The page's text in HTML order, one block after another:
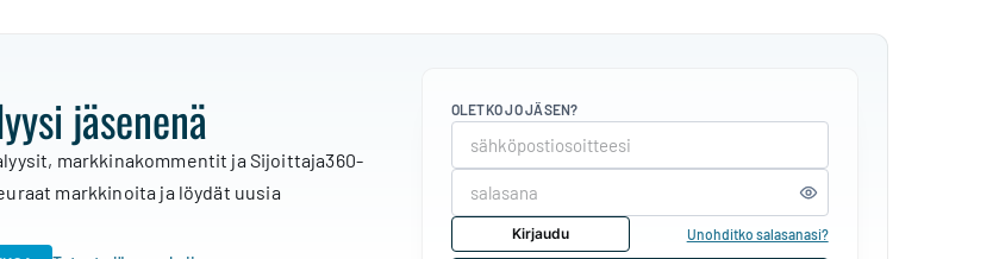
jäsenenä
markkinakommentit ja Sijoittaja360-
markkinoita ja löydät uusia
OLETKO JO JÄSEN?
Kirjaudu Unohditko salasanasi?